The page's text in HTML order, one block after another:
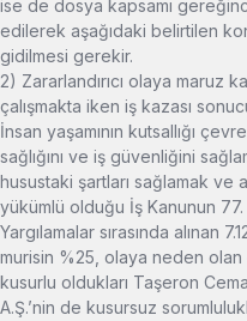
ise de dosya kapsamı
edilerek aşağıdaki belirtilen
gidilmesi gerekir.
2) Zararlandırıcı olaya maruz
çalışmakta iken iş kazası
İnsan yaşamının kutsallığı
sağlığını ve iş güvenliğini
husustaki şartları sağlamak ve
yükümlü olduğu İş Kanunun
Yargılamalar sırasında alınan
murisin %25, olaya neden olan
kusurlu oldukları Taşeron
A.Ş.’nin de kusursuz